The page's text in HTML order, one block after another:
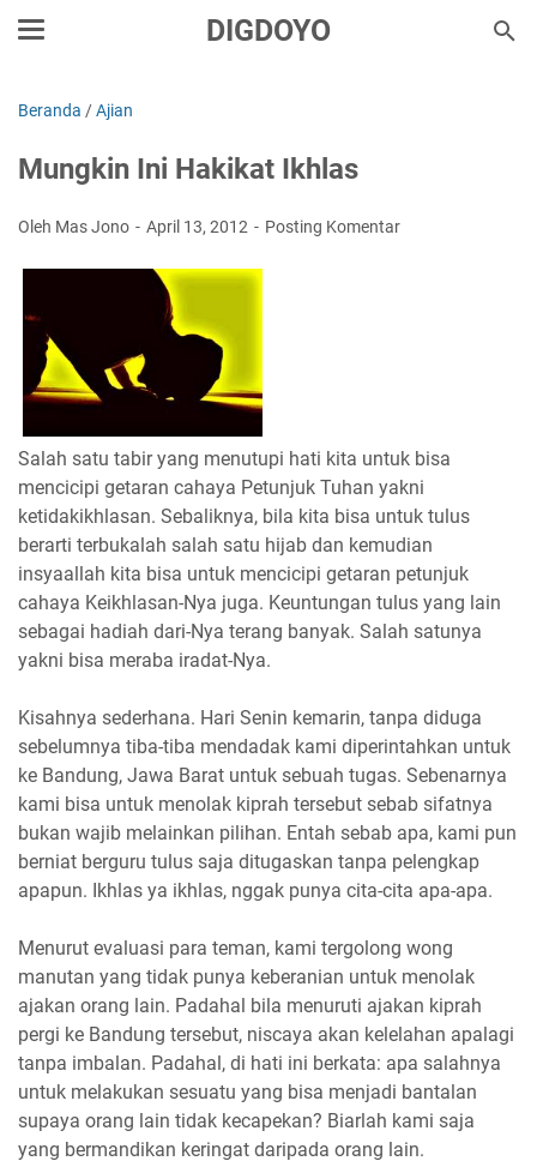
DIGDOYO
Beranda /Ajian
Mungkin Ini Hakikat Ikhlas
Oleh Mas Jono April 13, 2012 Posting Komentar
Salah satu tabir yang menutupi hati kita untuk bisa
mencicipi getaran cahaya Petunjuk Tuhan yakni
ketidakikhlasan. Sebaliknya, bila kita bisa untuk tulus
berarti terbukalah salah satu hijab dan kemudian
insyaallah kita bisa untuk mencicipi getaran petunjuk
cahaya Keikhlasan-Nya juga. Keuntungan tulus yang lain
sebagai hadiah dari-Nya terang banyak. Salah satunya
yakni bisa meraba iradat-Nya.
Kisahnya sederhana. Hari Senin kemarin, tanpa diduga
sebelumnya tiba-tiba mendadak kami diperintahkan untuk
ke Bandung, Jawa Barat untuk sebuah tugas. Sebenarnya
kami bisa untuk menolak kiprah tersebut sebab sifatnya
bukan wajib melainkan pilihan. Entah sebab apa, kami pun
berniat berguru tulus saja ditugaskan tanpa pelengkap
apapun. Ikhlas ya ikhlas, nggak punya cita-cita apa-apa.
Menurut evaluasi para teman, kami tergolong wong
manutan yang tidak punya keberanian untuk menolak
ajakan orang lain. Padahal bila menuruti ajakan kiprah
pergi ke Bandung tersebut, niscaya akan kelelahan apalagi
tanpa imbalan. Padahal, di hati ini berkata: apa salahnya
untuk melakukan sesuatu yang bisa menjadi bantalan
supaya orang lain tidak kecapekan? Biarlah kami saja
yang bermandikan keringat daripada orang lain.